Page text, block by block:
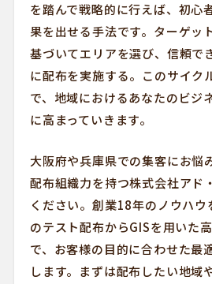
を踏んで戦略的に行えば、初心
果を出せる手法です。ターゲッ
基づいてエリアを選び、信頼で
に配布を実施する。このサイク
で、地域におけるあなたのビジ
に高まっていきます。
大阪府や兵庫県での集客にお悩
配布組織力を持つ株式会社アド
ください。創業18年のノウハウ
のテスト配布からGISを用いた
で、お客様の目的に合わせた最
します。まずは配布したい地域